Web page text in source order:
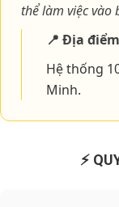
thể làm việc vào
📍 Địa
Hệ thống
Minh.
⚡